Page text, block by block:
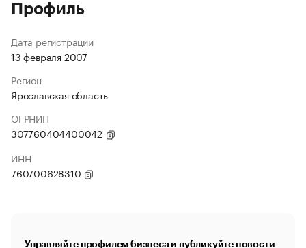
Профиль
Дата регистрации
13 февраля 2007
Регион
Ярославская область
ОГРНИП
307760404400042
ИНН
760700628310
Управляйте профилем бизнеса и публикуйте новости